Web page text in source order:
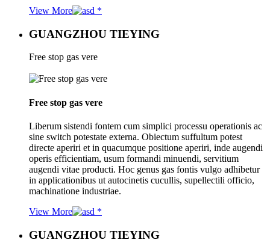
View More
GUANGZHOU TIEYING
Free stop gas vere
Free stop gas vere
Liberum sistendi fontem cum simplici processu operationis ac
sine switch potestate externa. Obiectum suffultum potest
directe aperiri et in quacumque positione aperiri, inde augendi
operis efficientiam, usum formandi minuendi, servitium
augendi vitae producti. Hoc genus gas fontis vulgo adhibetur
in applicationibus ut autocinetis cucullis, supellectili officio,
machinatione industriae.
View More
GUANGZHOU TIEYING